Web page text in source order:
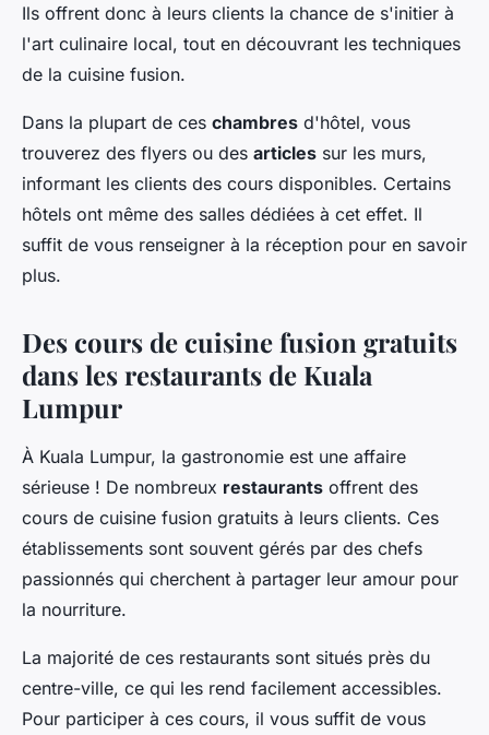
Ils offrent donc à leurs clients la chance de s'initier à
l'art culinaire local, tout en découvrant les techniques
de la cuisine fusion.
Dans la plupart de ces chambres d'hôtel, vous
trouverez des flyers ou des articles sur les murs,
informant les clients des cours disponibles. Certains
hôtels ont même des salles dédiées à cet effet. Il
suffit de vous renseigner à la réception pour en savoir
plus.
Des cours de cuisine fusion gratuits
dans les restaurants de Kuala
Lumpur
À Kuala Lumpur, la gastronomie est une affaire
sérieuse ! De nombreux restaurants offrent des
cours de cuisine fusion gratuits à leurs clients. Ces
établissements sont souvent gérés par des chefs
passionnés qui cherchent à partager leur amour pour
la nourriture.
La majorité de ces restaurants sont situés près du
centre-ville, ce qui les rend facilement accessibles.
Pour participer à ces cours, il vous suffit de vous